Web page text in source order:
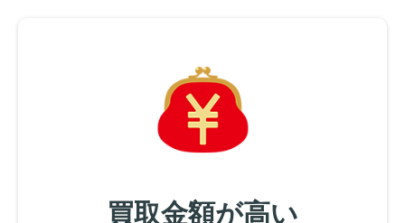
買取金額が高い